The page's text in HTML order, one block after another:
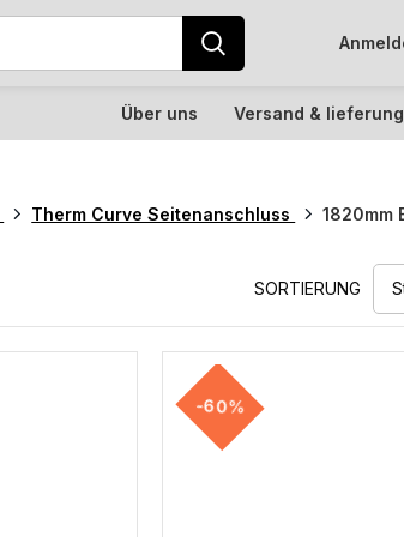
Über uns Versand & lieferung
Therm Curve Seitenanschluss 1820mm
SORTIERUNG
-60%